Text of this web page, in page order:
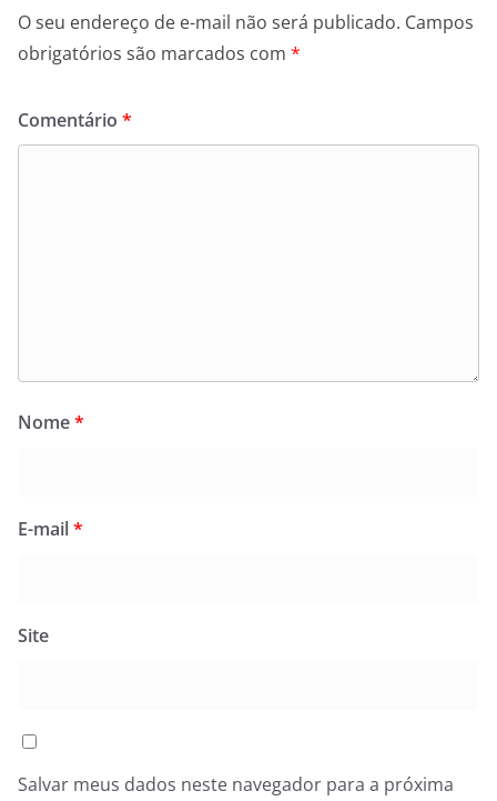
O seu endereço de e-mail não será publicado. Campos
obrigatórios são marcados com *
Comentário *
Nome*
E-mail*
Site
Salvar meus dados neste navegador para a próxima